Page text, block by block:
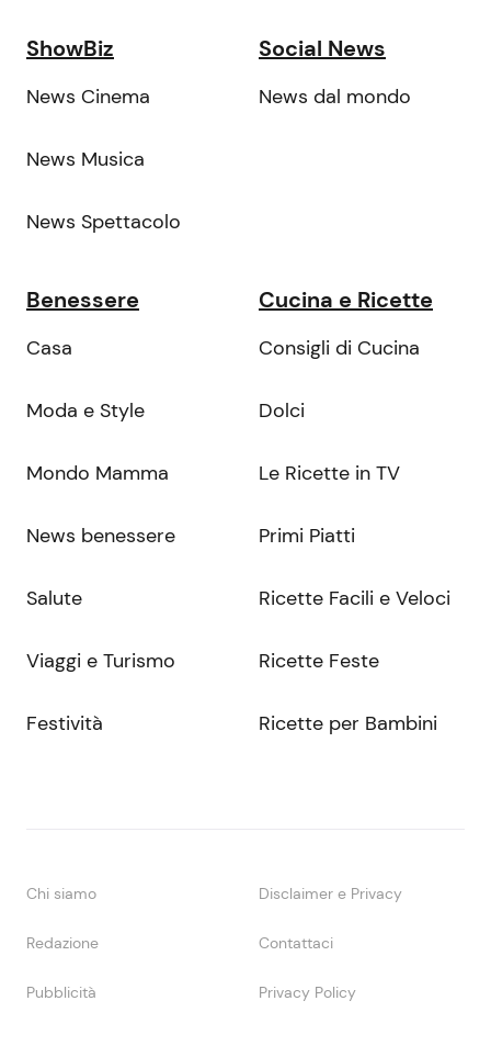
ShowBiz
News Cinema
News Musica
News Spettacolo
Social News
News dal mondo
Benessere
Casa
Moda e Style
Mondo Mamma
News benessere
Salute
Viaggi e Turismo
Festività
Cucina e Ricette
Consigli di Cucina
Dolci
Le Ricette in TV
Primi Piatti
Ricette Facili e Veloci
Ricette Feste
Ricette per Bambini
Chi siamo Disclaimer e Privacy
Redazione Contattaci
Pubblicità Privacy Policy